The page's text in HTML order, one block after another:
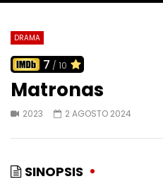
DRAMA
7 / 10
Matronas
2023 2 AGOSTO 2024
SINOPSIS